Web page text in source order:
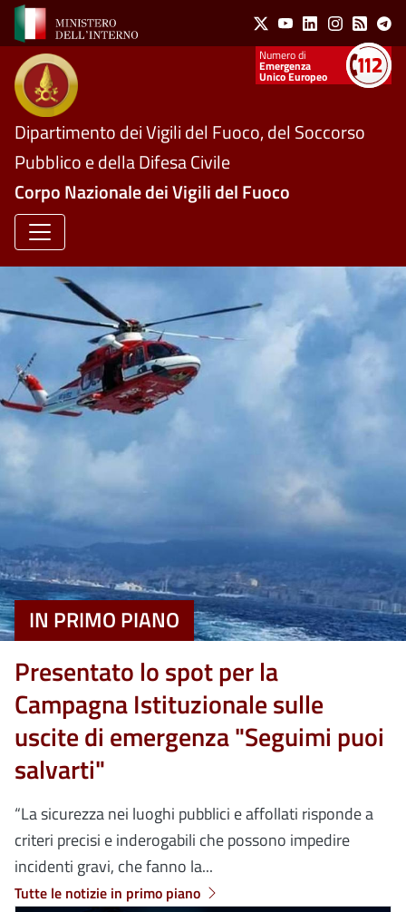
Salta al contenuto principale Social Menu
X YoutubeLinkedinInstagram
Feed
Numeri utili
Emergenza
Unico Europeo
Dipartimento dei Vigili del Fuoco, del Soccorso
Pubblico e della Difesa Civile
Corpo Nazionale dei Vigili del Fuoco
IN PRIMO PIANO
Presentato lo spot per la
Campagna Istituzionale sulle
uscite di emergenza "Seguimi puoi
salvarti"
“La sicurezza nei luoghi pubblici e affollati risponde a
criteri precisi e inderogabili che possono impedire
incidenti gravi, che fanno la...
Tutte le notizie in primo piano